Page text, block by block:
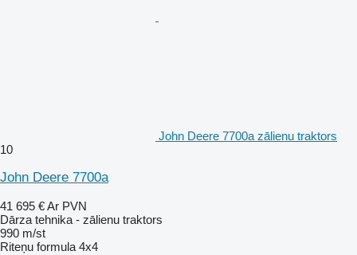
John Deere 7700a zālienu traktors
10
John Deere 7700a
41 695 €Ar PVN
Dārza tehnika - zālienu traktors
990 m/st
Riteņu formula 4x4